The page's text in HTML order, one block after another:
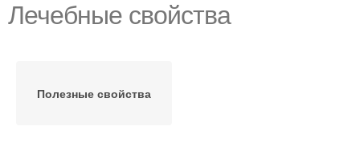
Лечебные свойства
Полезные свойства